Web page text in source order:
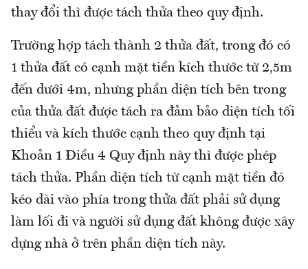
thay đổi thì được tách thửa theo quy định.
Trường hợp tách thành 2 thửa đất, trong đó có
1 thửa đất có cạnh mặt tiền kích thước từ 2,5m
đến dưới 4m, nhưng phần diện tích bên trong
của thửa đất được tách ra đảm bảo diện tích tối
thiểu và kích thước cạnh theo quy định tại
Khoản 1 Điều 4 Quy định này thì được phép
tách thửa. Phần diện tích từ cạnh mặt tiền đó
kéo dài vào phía trong thửa đất phải sử dụng
làm lối đi và người sử dụng đất không được xây
dựng nhà ở trên phần diện tích này.